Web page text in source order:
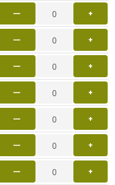
— +
— +
— +
— +
— +
— +
— +